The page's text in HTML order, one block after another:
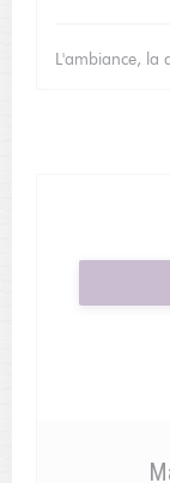
L'ambiance, la